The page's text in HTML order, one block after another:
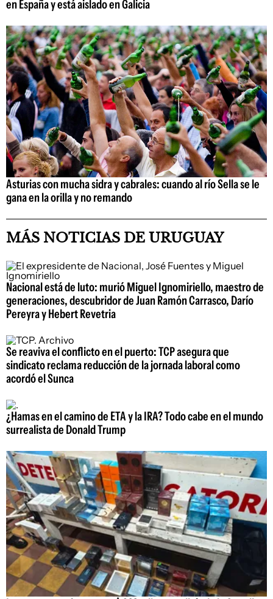
en España y está aislado en Galicia
Asturias con mucha sidra y cabrales: cuando al río Sella se le
gana en la orilla y no remando
MÁS NOTICIAS DE URUGUAY
Nacional está de luto: murió Miguel Ignomiriello, maestro de
generaciones, descubridor de Juan Ramón Carrasco, Darío
Pereyra y Hebert Revetria
Se reaviva el conflicto en el puerto: TCP asegura que
sindicato reclama reducción de la jornada laboral como
acordó el Sunca
¿Hamas en el camino de ETA y la IRA? Todo cabe en el mundo
surrealista de Donald Trump